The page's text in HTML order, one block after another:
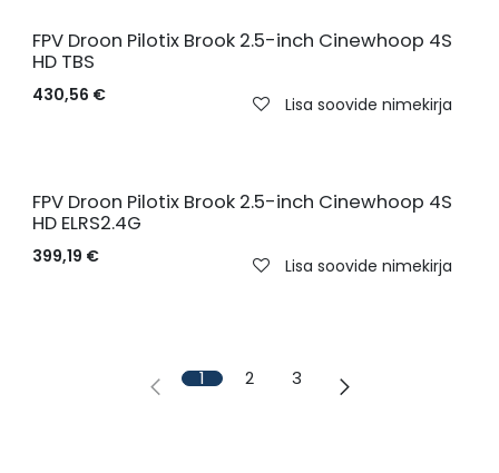
FPV Droon Pilotix Brook 2.5-inch Cinewhoop 4S
HD TBS
430,56 € Lisa soovide nimekirja
FPV Droon Pilotix Brook 2.5-inch Cinewhoop 4S
HD ELRS2.4G
399,19 € Lisa soovide nimekirja
1 2 3